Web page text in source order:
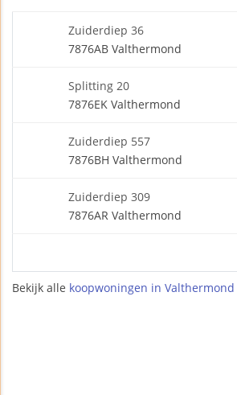
Zuiderdiep 36
7876AB Valthermond
Splitting 20
7876EK Valthermond
Zuiderdiep 557
7876BH Valthermond
Zuiderdiep 309
7876AR Valthermond
Bekijk alle koopwoningen in Valthermond